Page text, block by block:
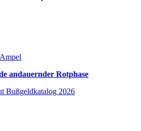
andauernder Rotphase
Bußgeldkatalog 2026